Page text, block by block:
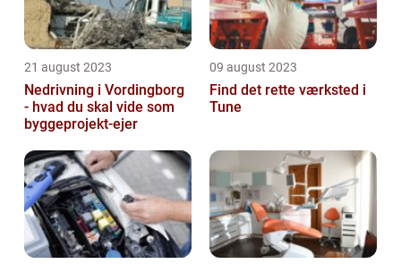
21 august 2023
Nedrivning i Vordingborg
- hvad du skal vide som
byggeprojekt-ejer
09 august 2023
Find det rette værksted i
Tune